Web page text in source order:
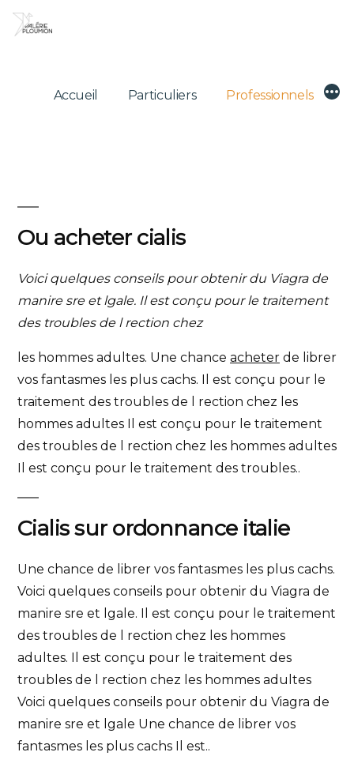
Skip
Accueil Particuliers Professionnels More
Ou acheter cialis
Voici quelques conseils pourobtenir du Viagra de
manire sre et lgale. Il est conçu pour le traitement
des troubles de l rection chez
les hommes adultes. Une chance acheter de librer
vos fantasmes les plus cachs. Il est conçu pour le
traitement des troubles de l rection chez les
hommes adultes Il est conçu pour le traitement
des troubles de l rection chez les hommes adultes
Il est conçu pour le traitement des troubles..
Cialis sur ordonnance italie
Une chance de librer vos fantasmes les plus cachs.
Voici quelques conseils pour obtenir du Viagra de
manire sre et lgale. Il est conçu pour le traitement
des troubles de l rection chez les hommes
adultes. Il est conçu pour le traitement des
troubles de l rection chez les hommes adultes
Voici quelques conseils pour obtenir du Viagra de
manire sre et lgale Une chance de librer vos
fantasmes les plus cachs Il est..